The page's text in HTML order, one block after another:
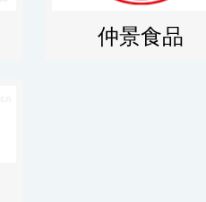
仲景食品